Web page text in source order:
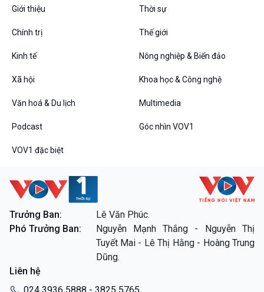
Giới thiệu Thời sự
Chính trị Thế giới
Kinh tế Nông nghiệp & Biển đảo
Xã hội Khoa học & Công nghệ
Văn hoá & Du lịch Multimedia
Podcast Góc nhìn VOV1
VOV1 đặc biệt
Trưởng Ban:
Lê Văn Phúc.
Phó Trưởng Ban:
Nguyễn Mạnh Thắng - Nguyễn Thị
Tuyết Mai - Lê Thị Hằng - Hoàng Trung
Dũng.
Liên hệ